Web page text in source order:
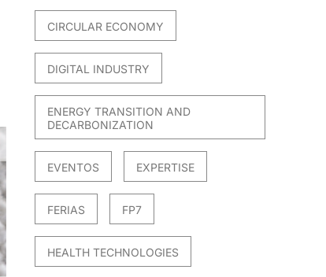
CIRCULAR ECONOMY
DIGITAL INDUSTRY
ENERGY TRANSITION AND
DECARBONIZATION
EVENTOS EXPERTISE
FERIAS FP7
HEALTH TECHNOLOGIES